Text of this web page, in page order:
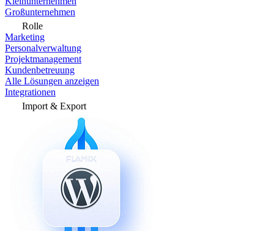
Großunternehmen
Rolle
Marketing
Personalverwaltung
Projektmanagement
Kundenbetreuung
Alle Lösungen anzeigen
Integrationen
Import & Export